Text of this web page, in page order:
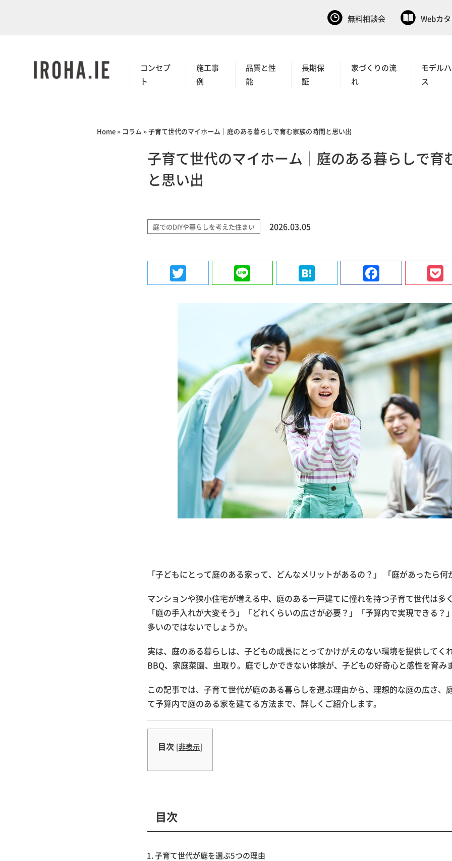
無料相談会 Webカ
コンセプ
ト
施工事
例
品質と性
能
長期保
証
家づくりの流
れ
モデル
ス
Home» コラム »子育て世代のマイホーム｜庭のある暮らしで育む家族の時間と思い出
子育て世代のマイホーム｜庭のある暮らしで育
と思い出
庭でのDIYや暮らしを考えた住まい 2026.03.05
Twitter Hatena Facebook
「子どもにとって庭のある家って、どんなメリットがあるの？」 「庭があったら何
マンションや狭小住宅が増える中、庭のある一戸建てに憧れを持つ子育て世代は多
「庭の手入れが大変そう」「どれくらいの広さが必要？」「予算内で実現できる？
多いのではないでしょうか。
実は、庭のある暮らしは、子どもの成長にとってかけがえのない環境を提供してく
BBQ、家庭菜園、虫取り。庭でしかできない体験が、子どもの好奇心と感性を育み
この記事では、子育て世代が庭のある暮らしを選ぶ理由から、理想的な庭の広さ、
て予算内で庭のある家を建てる方法まで、詳しくご紹介します。
目次 [非表示]
目次
子育て世代が庭を選ぶ5つの理由